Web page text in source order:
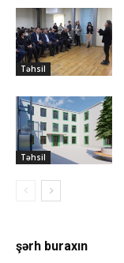
Təhsil
Təhsil
şərh buraxın